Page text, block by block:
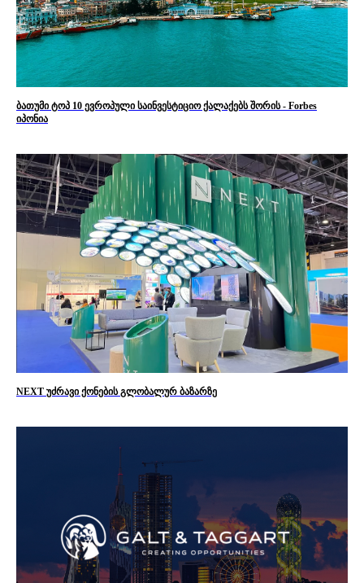
ბათუმი ტოპ 10 ევროპული საინვესტიციო ქალაქებს შორის - Forbes
იპონია
NEXT უძრავი ქონების გლობალურ ბაზარზე